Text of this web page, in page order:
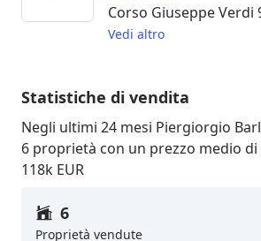
Corso Giuseppe Verdi
Vedi altro
Statistiche di vendita
Negli ultimi 24 mesi Piergiorgio
6 proprietà con un prezzo medio
118k EUR
6
Proprietà vendute